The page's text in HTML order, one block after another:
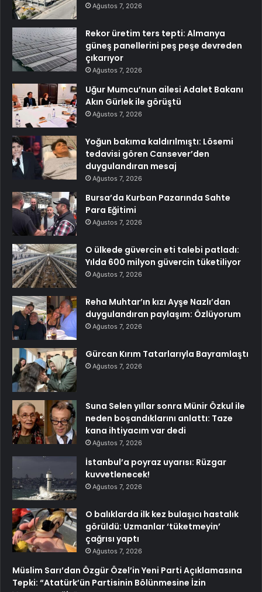
Ağustos 7, 2026
Rekor üretim ters tepti: Almanya
güneş panellerini peş peşe devreden
çıkarıyor
Ağustos 7, 2026
Uğur Mumcu’nun ailesi Adalet Bakanı
Akın Gürlek ile görüştü
Ağustos 7, 2026
Yoğun bakıma kaldırılmıştı: Lösemi
tedavisi gören Cansever’den
duygulandıran mesaj
Ağustos 7, 2026
Bursa’da Kurban Pazarında Sahte
Para Eğitimi
Ağustos 7, 2026
O ülkede güvercin eti talebi patladı:
Yılda 600 milyon güvercin tüketiliyor
Ağustos 7, 2026
Reha Muhtar’ın kızı Ayşe Nazlı’dan
duygulandıran paylaşım: Özlüyorum
Ağustos 7, 2026
Gürcan Kırım Tatarlarıyla Bayramlaştı
Ağustos 7, 2026
Suna Selen yıllar sonra Münir Özkul ile
neden boşandıklarını anlattı: Taze
kana ihtiyacım var dedi
Ağustos 7, 2026
İstanbul’a poyraz uyarısı: Rüzgar
kuvvetlenecek!
Ağustos 7, 2026
O balıklarda ilk kez bulaşıcı hastalık
görüldü: Uzmanlar ‘tüketmeyin’
çağrısı yaptı
Ağustos 7, 2026
Müslim Sarı’dan Özgür Özel’in Yeni Parti Açıklamasına
Tepki: “Atatürk’ün Partisinin Bölünmesine İzin